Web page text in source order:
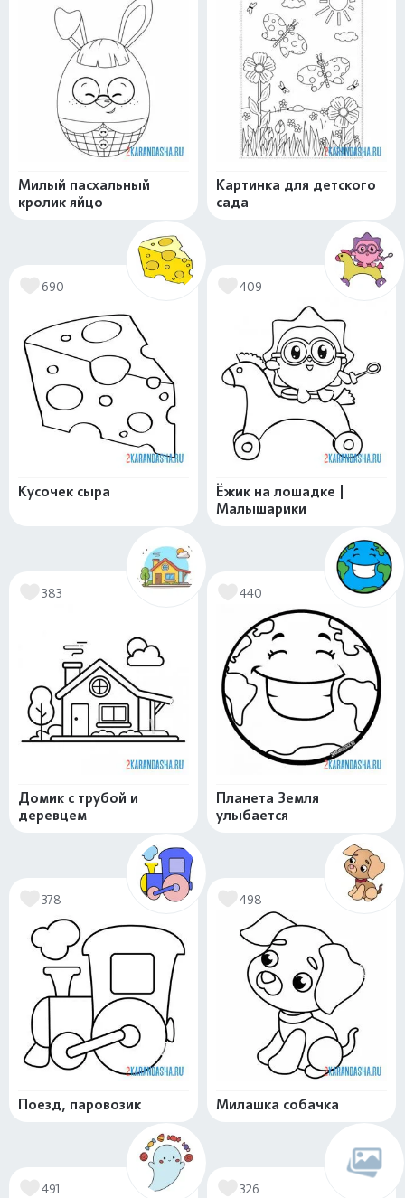
Милый пасхальный
кролик яйцо
Картинка для детского
сада
690
Кусочек сыра
409
Ёжик на лошадке |
Малышарики
383
Домик с трубой и
деревцем
440
Планета Земля
улыбается
378
Поезд, паровозик
498
Милашка собачка
491 326